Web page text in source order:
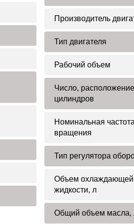
Производитель
Тип двигателя
Рабочий объем
Число, расположение
цилиндров
Номинальная частота
вращения
Тип регулятора
Объем охлаждающей
жидкости, л
Общий объем масла,